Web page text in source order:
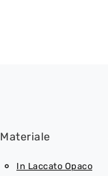
Materiale
In Laccato Opaco